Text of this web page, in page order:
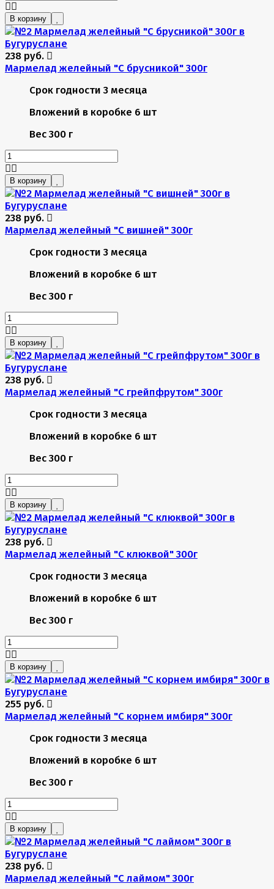
В корзину
238 руб.
Мармелад желейный "С брусникой" 300г
Срок годности 3 месяца
Вложений в коробке 6 шт
Вес 300 г
В корзину
238 руб.
Мармелад желейный "С вишней" 300г
Срок годности 3 месяца
Вложений в коробке 6 шт
Вес 300 г
В корзину
238 руб.
Мармелад желейный "С грейпфрутом" 300г
Срок годности 3 месяца
Вложений в коробке 6 шт
Вес 300 г
В корзину
238 руб.
Мармелад желейный "С клюквой" 300г
Срок годности 3 месяца
Вложений в коробке 6 шт
Вес 300 г
В корзину
255 руб.
Мармелад желейный "С корнем имбиря" 300г
Срок годности 3 месяца
Вложений в коробке 6 шт
Вес 300 г
В корзину
238 руб.
Мармелад желейный "С лаймом" 300г